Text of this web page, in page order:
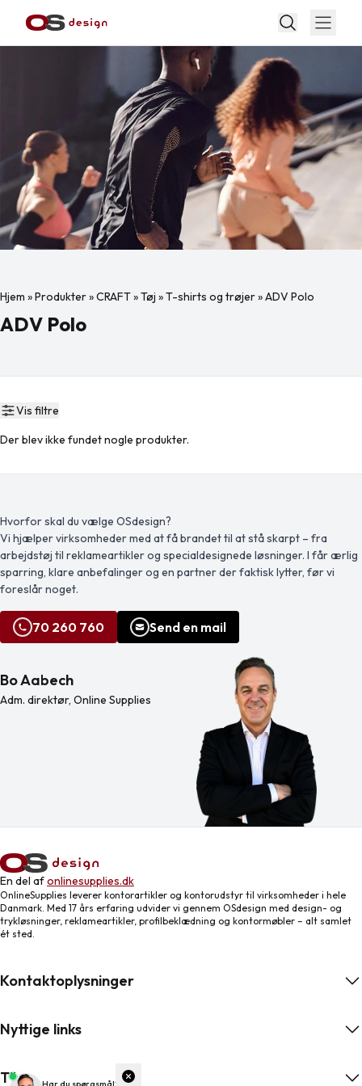
Hjem »Produkter»CRAFT»Tøj »T-shirts og trøjer»ADV Polo
ADV Polo
Vis filtre
Der blev ikke fundet nogle produkter.
Hvorfor skal du vælge OSdesign?
Vi hjælper virksomheder med at få brandet til at stå skarpt – fra
arbejdstøj til reklameartikler og specialdesignede løsninger. I får ærlig
sparring, klare anbefalinger og en partner der faktisk lytter, før vi
foreslår noget.
70 260 760 Send en mail
Bo Aabech
Adm. direktør, Online Supplies
En del afonlinesupplies.dk
OnlineSupplies leverer kontorartikler og kontorudstyr til virksomheder i hele
Danmark. Med 17 års erfaring udvider vi gennem OSdesign med design- og
trykløsninger, reklameartikler, profilbeklædning og kontormøbler – alt samlet
ét sted.
Kontaktoplysninger
Nyttige links
Tilmeld nyhedsbrev